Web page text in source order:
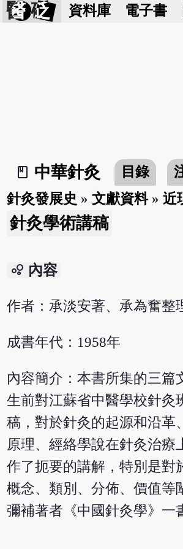
醫 砭 資料庫 電子書
book_2
中華針灸 目錄
針灸發展史 »文獻資料»近
針灸學術講稿
bubble_chart 內容
作者：承淡安著、承為奮整
成書年代：1958年
內容簡介：本書所集的三篇
生前對江蘇省中醫學校針灸
稿，對於針灸的起源和沿革
原理、經絡學說在針灸治療
作了扼要的講解，特別是對
概念、類別、分佈、價值等
彌補著者《中國針灸學》一